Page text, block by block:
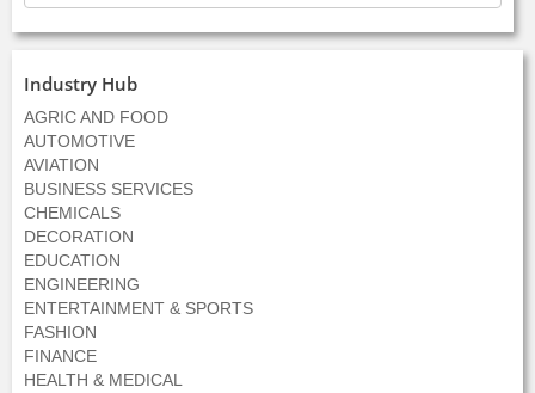
Industry Hub
AGRIC AND FOOD
AUTOMOTIVE
AVIATION
BUSINESS SERVICES
CHEMICALS
DECORATION
EDUCATION
ENGINEERING
ENTERTAINMENT & SPORTS
FASHION
FINANCE
HEALTH & MEDICAL